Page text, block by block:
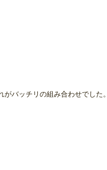
バッチリの組み合わせでした。